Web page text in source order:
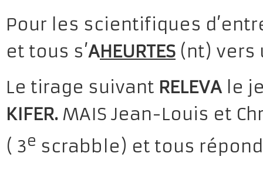
Pour les scientifiques
et tous s’AHEURTES (nt) vers
Le tirage suivant RELEVA le
KIFER. MAIS Jean-Louis et
( 3e scrabble) et tous